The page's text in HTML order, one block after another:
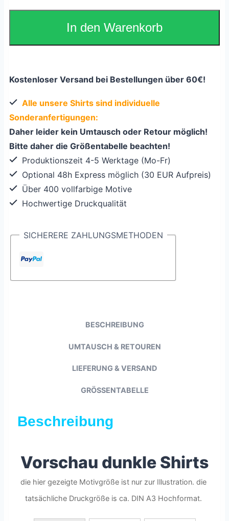
In den Warenkorb
Kostenloser Versand bei Bestellungen über 60€!
Alle unsere Shirts sind individuelle
Sonderanfertigungen:
Daher leider kein Umtausch oder Retour möglich!
Bitte daher die Größentabelle beachten!
Produktionszeit 4-5 Werktage (Mo-Fr)
Optional 48h Express möglich (30 EUR Aufpreis)
Über 400 vollfarbige Motive
Hochwertige Druckqualität
SICHERERE ZAHLUNGSMETHODEN
BESCHREIBUNG
UMTAUSCH & RETOUREN
LIEFERUNG & VERSAND
GRÖSSENTABELLE
Beschreibung
Vorschau dunkle Shirts